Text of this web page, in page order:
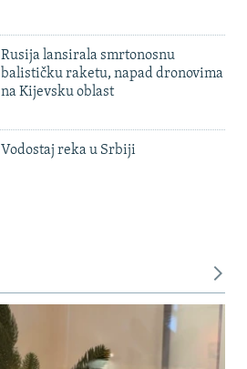
Rusija lansirala smrtonosnu
balističku raketu, napad dronovima
na Kijevsku oblast
Vodostaj reka u Srbiji